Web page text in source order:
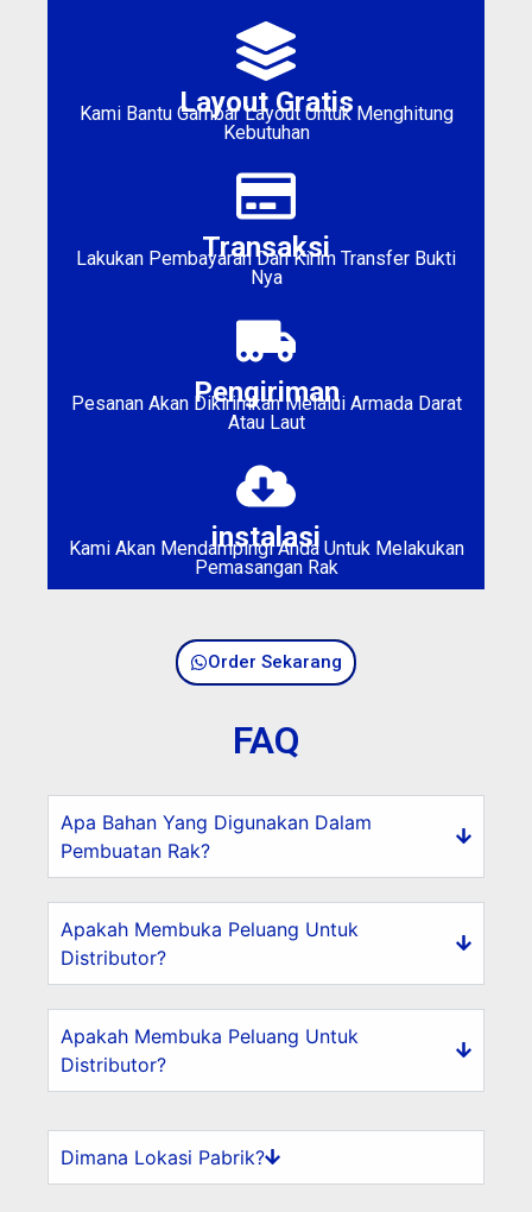
Kami Bantu Gambar Layout Untuk Menghitung
Kebutuhan
Layout Gratis
Lakukan Pembayaran Dan Kirim Transfer Bukti
Nya
Transaksi
Pesanan Akan Dikirimkan Melalui Armada Darat
Atau Laut
Pengiriman
Kami Akan Mendampingi Anda Untuk Melakukan
Pemasangan Rak
instalasi
Order Sekarang
FAQ
Apa Bahan Yang Digunakan Dalam
Pembuatan Rak?
Apakah Membuka Peluang Untuk
Distributor?
Apakah Membuka Peluang Untuk
Distributor?
Dimana Lokasi Pabrik?